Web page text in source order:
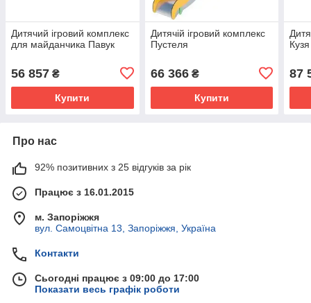
Дитячий ігровий комплекс
для майданчика Павук
56 857 ₴
Купити
Дитячій ігровий комплекс
Пустеля
66 366₴
Купити
Кузя
87
Про нас
92% позитивних з 25 відгуків за рік
Працює з 16.01.2015
м. Запоріжжя
вул. Самоцвітна 13, Запоріжжя, Україна
Контакти
Сьогодні працює з 09:00 до 17:00
Показати весь графік роботи